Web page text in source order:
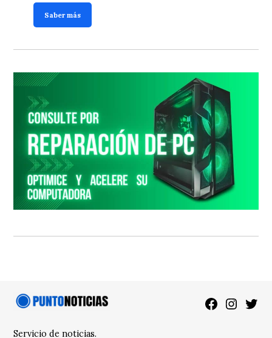
Saber más
Facebook
Servicio de noticias.